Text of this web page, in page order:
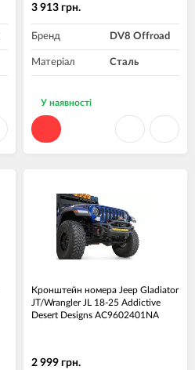
3 913 грн.
Бренд DV8 Offroad
Матеріал Сталь
У наявності
Кронштейн номера Jeep Gladiator
JT/Wrangler JL 18-25 Addictive
Desert Designs AC9602401NA
2 999 грн.